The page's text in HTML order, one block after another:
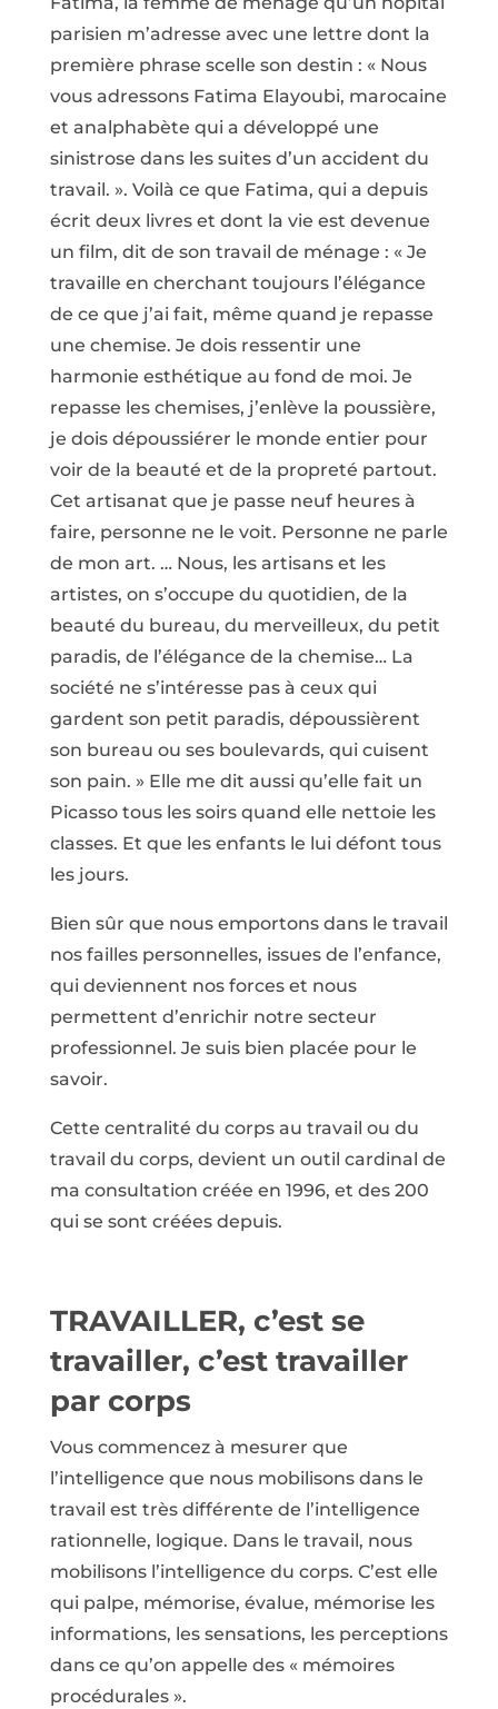
parisien m’adresse avec une lettre dont la
première phrase scelle son destin : « Nous
vous adressons Fatima Elayoubi, marocaine
et analphabète qui a développé une
sinistrose dans les suites d’un accident du
travail. ». Voilà ce que Fatima, qui a depuis
écrit deux livres et dont la vie est devenue
un film, dit de son travail de ménage : « Je
travaille en cherchant toujours l’élégance
de ce que j’ai fait, même quand je repasse
une chemise. Je dois ressentir une
harmonie esthétique au fond de moi. Je
repasse les chemises, j’enlève la poussière,
je dois dépoussiérer le monde entier pour
voir de la beauté et de la propreté partout.
Cet artisanat que je passe neuf heures à
faire, personne ne le voit. Personne ne parle
de mon art. … Nous, les artisans et les
artistes, on s’occupe du quotidien, de la
beauté du bureau, du merveilleux, du petit
paradis, de l’élégance de la chemise… La
société ne s’intéresse pas à ceux qui
gardent son petit paradis, dépoussièrent
son bureau ou ses boulevards, qui cuisent
son pain. » Elle me dit aussi qu’elle fait un
Picasso tous les soirs quand elle nettoie les
classes. Et que les enfants le lui défont tous
les jours.
Bien sûr que nous emportons dans le travail
nos failles personnelles, issues de l’enfance,
qui deviennent nos forces et nous
permettent d’enrichir notre secteur
professionnel. Je suis bien placée pour le
savoir.
Cette centralité du corps au travail ou du
travail du corps, devient un outil cardinal de
ma consultation créée en 1996, et des 200
qui se sont créées depuis.
TRAVAILLER, c’est se
travailler, c’est travailler
par corps
Vous commencez à mesurer que
l’intelligence que nous mobilisons dans le
travail est très différente de l’intelligence
rationnelle, logique. Dans le travail, nous
mobilisons l’intelligence du corps. C’est elle
qui palpe, mémorise, évalue, mémorise les
informations, les sensations, les perceptions
dans ce qu’on appelle des « mémoires
procédurales ».